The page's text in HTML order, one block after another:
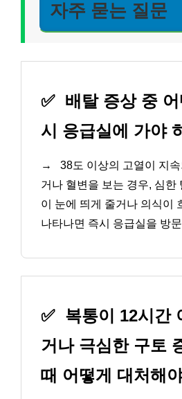
자주 묻는 질문
✅ 배탈 증상 중
시 응급실에 가야
→
38도 이상의 고열이 지
거나 혈변을 보는 경우, 심한
이 눈에 띄게 줄거나 의식이
나타나면 즉시 응급실을 방
✅ 복통이 12시간
거나 극심한 구토
때 어떻게 대처해